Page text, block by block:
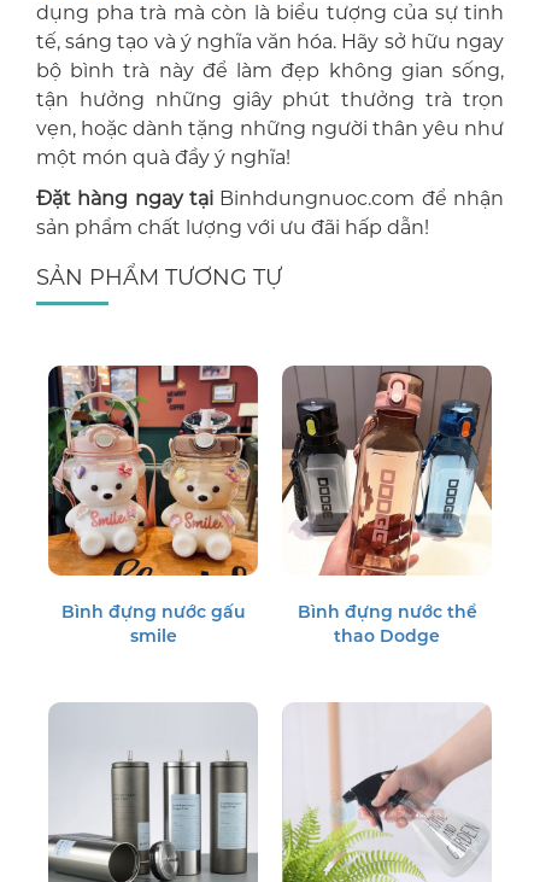
dụng pha trà mà còn là biểu tượng của sự tinh
tế, sáng tạo và ý nghĩa văn hóa. Hãy sở hữu ngay
bộ bình trà này để làm đẹp không gian sống,
tận hưởng những giây phút thưởng trà trọn
vẹn, hoặc dành tặng những người thân yêu như
một món quà đầy ý nghĩa!
Đặt hàng ngay tại Binhdungnuoc.com để nhận
sản phẩm chất lượng với ưu đãi hấp dẫn!
SẢN PHẨM TƯƠNG TỰ
Bình đựng nước gấu
smile
Bình đựng nước thể
thao Dodge